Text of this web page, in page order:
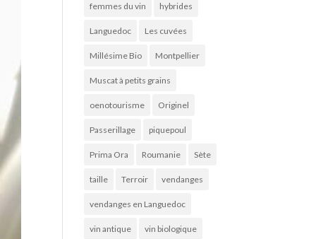
femmes du vin hybrides
Languedoc Les cuvées
Millésime Bio Montpellier
Muscat à petits grains
oenotourisme Originel
Passerillage piquepoul
Prima Ora Roumanie Sète
taille Terroir vendanges
vendanges en Languedoc
vin antique vin biologique